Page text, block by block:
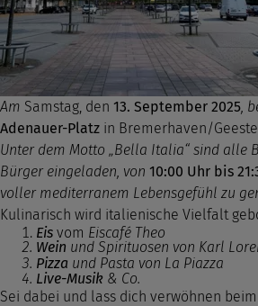
Am Samstag, den 13. September 2025 ,
Adenauer-Platz in Bremerhaven/
Unter dem Motto „Bella Italia“ sind alle
Bürger eingeladen, von 10:00 Uhr bis
voller mediterranem Lebensgefühl zu
Kulinarisch wird italienische Vielfalt
Eis vom Eiscafé Theo
Wein und Spirituosen von Karl
Pizza und Pasta von La Piazza
Live-Musik & Co.
Sei dabei und lass dich verwöhnen beim